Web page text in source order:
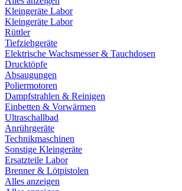
Kleingeräte Labor
Kleingeräte Labor
Rüttler
Tiefziehgeräte
Elektrische Wachsmesser & Tauchdosen
Drucktöpfe
Absaugungen
Poliermotoren
Dampfstrahlen & Reinigen
Einbetten & Vorwärmen
Ultraschallbad
Anrührgeräte
Technikmaschinen
Sonstige Kleingeräte
Ersatzteile Labor
Brenner & Lötpistolen
Alles anzeigen